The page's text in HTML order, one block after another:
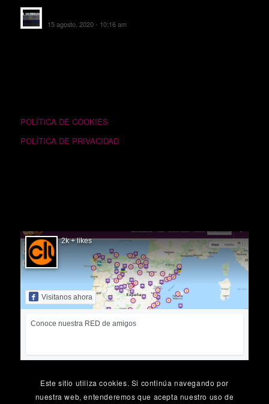
15 agosto, 2020 - 10:16 am
POLÍTICA DE COOKIES
POLÍTICA DE PRIVACIDAD
2k + likes
Visitanos ahora
Conoce nuestra RED de amigos
Este sitio utiliza cookies. Si continúa navegando por
nuestra web, entenderemos que acepta nuestro uso de